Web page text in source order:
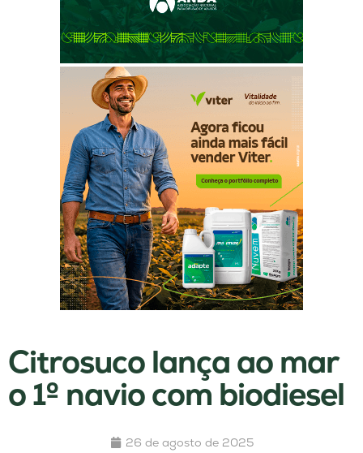
Citrosuco lança ao mar
o 1º navio com biodiesel
26 de agosto de 2025